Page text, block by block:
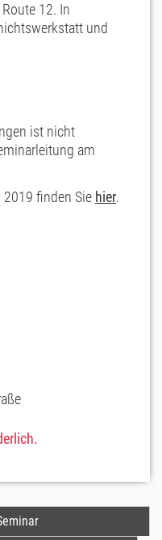
12. In
und
ist nicht
am
finden Sie hier.